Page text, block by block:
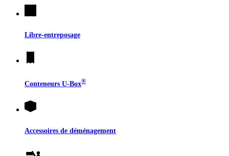
Libre-entreposage
Conteneurs U-Box®
Accessoires de déménagement